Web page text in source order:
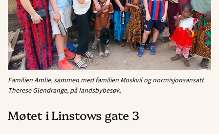
Familien Amlie, sammen med familien Moskvil og normisjonsansatt
Therese Glendrange, på landsbybesøk.
Møtet i Linstows gate 3